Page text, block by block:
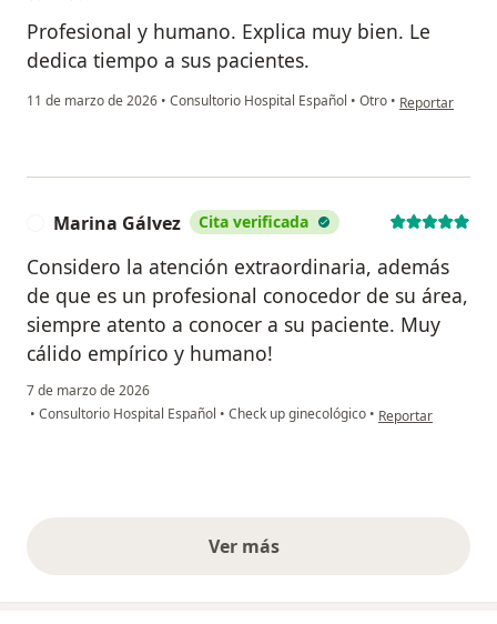
Profesional y humano. Explica muy bien. Le
dedica tiempo a sus pacientes.
11 de marzo de 2026 • Consultorio Hospital Español • Otro • en opinión del
Reportar
Marina Gálvez Cita verificada
Considero la atención extraordinaria, además
de que es un profesional conocedor de su área,
siempre atento a conocer a su paciente. Muy
cálido empírico y humano!
7 de marzo de 2026
• Consultorio Hospital Español • Check up ginecológico • en opinión del
Reportar
Ver másopiniones anteriores